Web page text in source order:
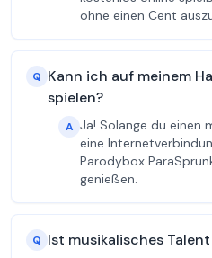
ohne einen Cent
Q Kann ich auf meinem
spielen?
A Ja! Solange du einen
eine
Parodybox
genießen.
Q Ist musikalisches